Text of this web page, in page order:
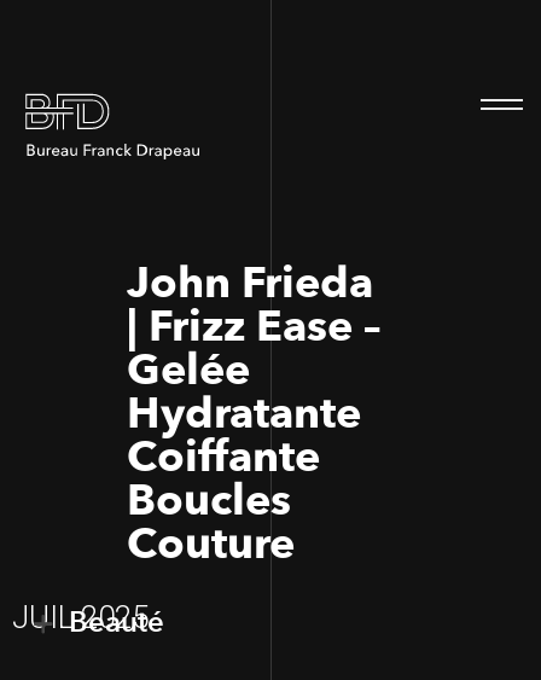
John Frieda
| Frizz Ease –
Gelée
Hydratante
Coiffante
Boucles
Couture
JUIL 2025
Beauté